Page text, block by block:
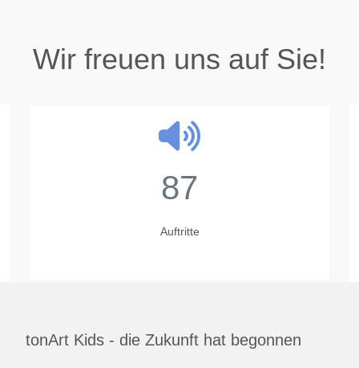
Wir freuen uns auf Sie!
87
Auftritte
tonArt Kids - die Zukunft hat begonnen